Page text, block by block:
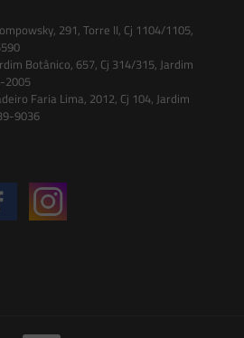
291, Torre II, Cj 1104/1105,
Botânico, 657, Cj 314/315, Jardim
2005
Faria Lima, 2012, Cj 104, Jardim
9036